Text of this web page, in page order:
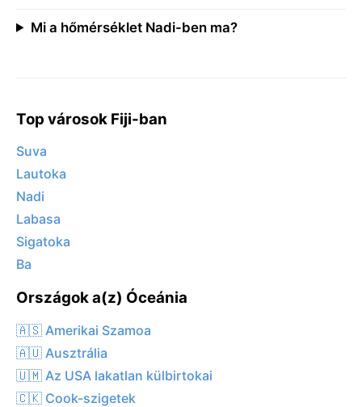
Mi a hőmérséklet Nadi-ben ma?
Top városok Fiji-ban
Suva
Lautoka
Nadi
Labasa
Sigatoka
Ba
Országok a(z) Óceánia
🇦🇸 Amerikai Szamoa
🇦🇺 Ausztrália
🇺🇲 Az USA lakatlan külbirtokai
🇨🇰 Cook-szigetek